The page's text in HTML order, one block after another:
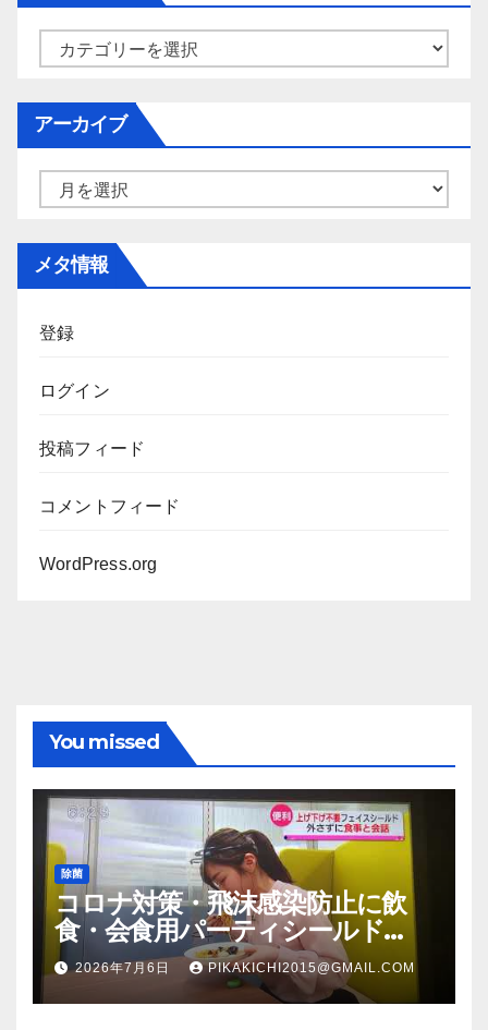
ー
アーカイブ
メタ情報
登録
ログイン
投稿フィード
コメントフィード
WordPress.org
You missed
除菌
コロナ対策・飛沫感染防止に飲
食・会食用パーティシールド
（マスク会食代替品）ＦＢＣ福井
放送のＴＶ番組での紹介映像
2026年7月6日 PIKAKICHI2015@GMAIL.COM